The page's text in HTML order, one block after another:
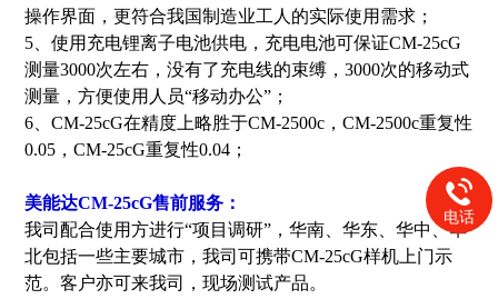
操作界面，更符合我国制造业工人的实际使用需求；
5、使用充电锂离子电池供电，充电电池可保证CM-25cG
测量3000次左右，没有了充电线的束缚，3000次的移动式
测量，方便使用人员“移动办公”；
6、CM-25cG在精度上略胜于CM-2500c，CM-2500c重复性
0.05，CM-25cG重复性0.04；
美能达CM-25cG售前服务：
我司配合使用方进行“项目调研”，华南、华东、华中、华
北包括一些主要城市，我司可携带CM-25cG样机上门示
范。客户亦可来我司，现场测试产品。
电话